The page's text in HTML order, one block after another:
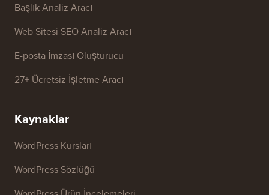
Başlık Analiz Aracı
Web Sitesi SEO Analiz Aracı
E-posta İmzası Oluşturucu
27+ Ücretsiz İşletme Aracı
Kaynaklar
WordPress Kursları
WordPress Sözlüğü